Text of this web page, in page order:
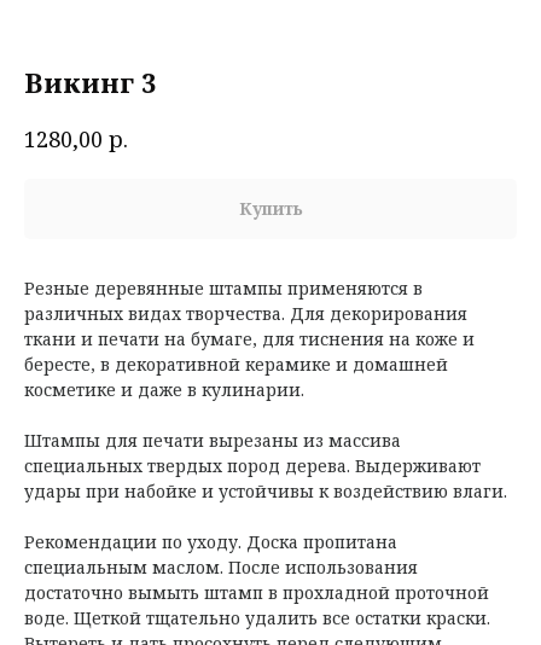
Викинг 3
1280,00 р.
Купить
Резные деревянные штампы применяются в
различных видах творчества. Для декорирования
ткани и печати на бумаге, для тиснения на коже и
бересте, в декоративной керамике и домашней
косметике и даже в кулинарии.
Штампы для печати вырезаны из массива
специальных твердых пород дерева. Выдерживают
удары при набойке и устойчивы к воздействию влаги.
Рекомендации по уходу. Доска пропитана
специальным маслом. После использования
достаточно вымыть штамп в прохладной проточной
воде. Щеткой тщательно удалить все остатки краски.